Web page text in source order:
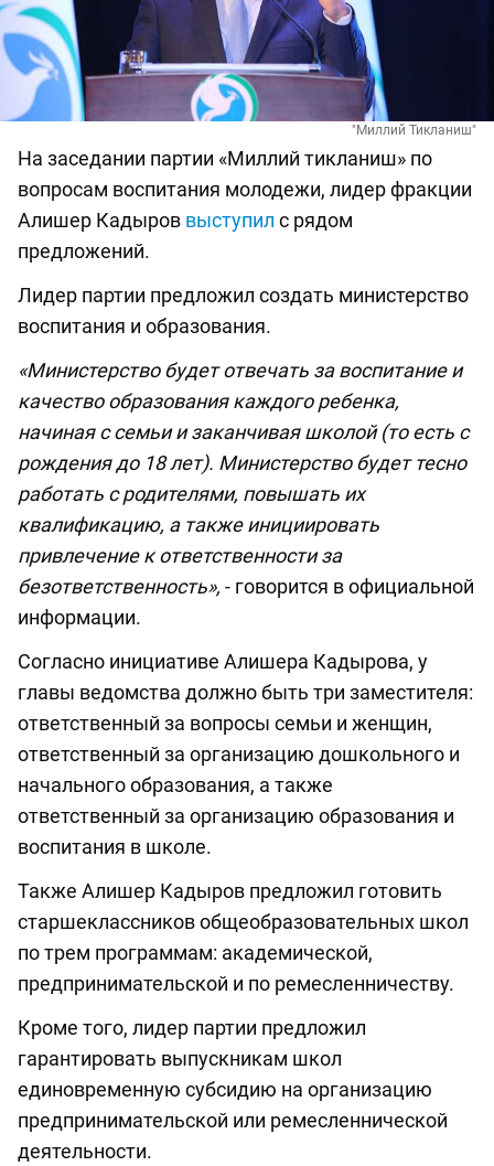
"Миллий Тикланиш"
На заседании партии «Миллий тикланиш» по
вопросам воспитания молодежи, лидер фракции
Алишер Кадыров выступил с рядом
предложений.
Лидер партии предложил создать министерство
воспитания и образования.
«Министерство будет отвечать за воспитание и
качество образования каждого ребенка,
начиная с семьи и заканчивая школой (то есть с
рождения до 18 лет). Министерство будет тесно
работать с родителями, повышать их
квалификацию, а также инициировать
привлечение к ответственности за
безответственность», - говорится в официальной
информации.
Согласно инициативе Алишера Кадырова, у
главы ведомства должно быть три заместителя:
ответственный за вопросы семьи и женщин,
ответственный за организацию дошкольного и
начального образования, а также
ответственный за организацию образования и
воспитания в школе.
Также Алишер Кадыров предложил готовить
старшеклассников общеобразовательных школ
по трем программам: академической,
предпринимательской и по ремесленничеству.
Кроме того, лидер партии предложил
гарантировать выпускникам школ
единовременную субсидию на организацию
предпринимательской или ремесленнической
деятельности.